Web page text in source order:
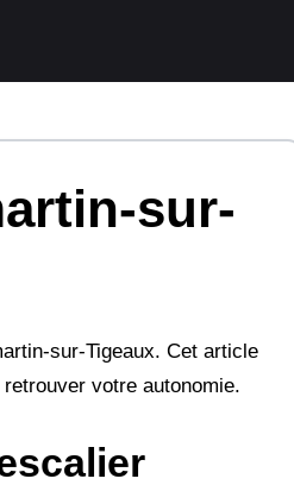
sur-
sur-Tigeaux. Cet article
votre autonomie.